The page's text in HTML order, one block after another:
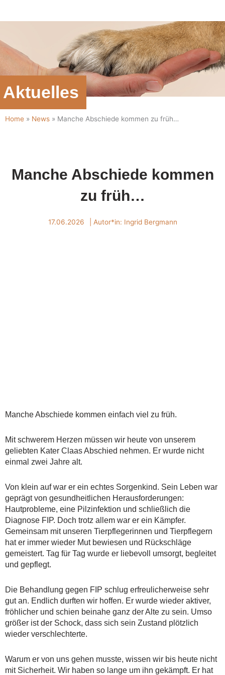
Aktuelles
Home » News » Manche Abschiede kommen zu früh…
Manche Abschiede kommen
zu früh…
17.06.2026 | Autor*in: Ingrid Bergmann
Manche Abschiede kommen einfach viel zu früh.
Mit schwerem Herzen müssen wir heute von unserem
geliebten Kater Claas Abschied nehmen. Er wurde nicht
einmal zwei Jahre alt.
Von klein auf war er ein echtes Sorgenkind. Sein Leben war
geprägt von gesundheitlichen Herausforderungen:
Hautprobleme, eine Pilzinfektion und schließlich die
Diagnose FIP. Doch trotz allem war er ein Kämpfer.
Gemeinsam mit unseren Tierpflegerinnen und Tierpflegern
hat er immer wieder Mut bewiesen und Rückschläge
gemeistert. Tag für Tag wurde er liebevoll umsorgt, begleitet
und gepflegt.
Die Behandlung gegen FIP schlug erfreulicherweise sehr
gut an. Endlich durften wir hoffen. Er wurde wieder aktiver,
fröhlicher und schien beinahe ganz der Alte zu sein. Umso
größer ist der Schock, dass sich sein Zustand plötzlich
wieder verschlechterte.
Warum er von uns gehen musste, wissen wir bis heute nicht
mit Sicherheit. Wir haben so lange um ihn gekämpft. Er hat